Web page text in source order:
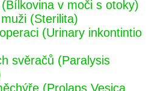
v moči s otoky)
(Sterilita)
(Urinary inkontintio
svěračů (Paralysis
(Prolaps Vesica